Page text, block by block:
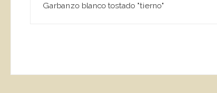
Garbanzo blanco tostado "tierno"